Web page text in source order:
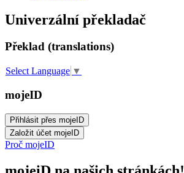
Univerzální překladač
Překlad (translations)
Select Language ▼
mojeID
Proč mojeID